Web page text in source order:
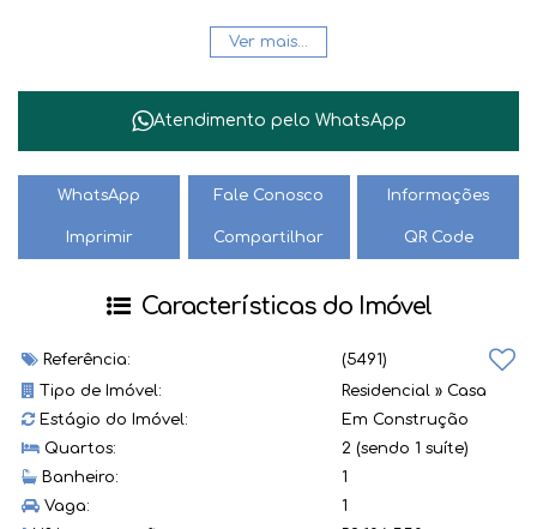
Não perca essa oportunidade única de garantir o seu
pedacinho de paraíso. Entre em contato conosco e agende
imóvel encantador. Venha fazer deste lugar a sua nova
Agende sua visita hoje mesmo e não deixe essa chance
distância! 🏡✨ #ImóvelParaVenda #CasaResidencial
Ver mais...
Atendimento pelo WhatsApp
WhatsApp Fale Conosco Informações
Imprimir Compartilhar QR Code
Características do Imóvel
Referência:
(5491)
Tipo de Imóvel:
Residencial » Casa
Estágio do Imóvel:
Em Construção
Quartos:
2 (sendo 1 suíte)
Banheiro:
1
Vaga:
1